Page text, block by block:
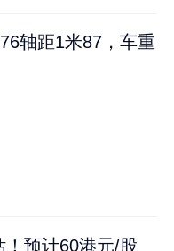
轴距1米87，车重
预计60港元/股